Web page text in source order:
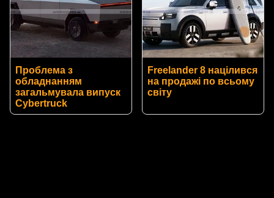
Проблема з
обладнанням
загальмувала випуск
Cybertruck
Freelander 8 націлився
на продажі по всьому
світу